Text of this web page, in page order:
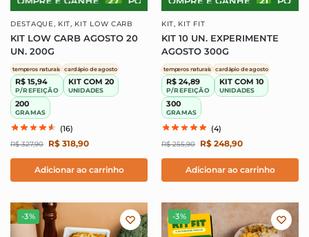
DESTAQUE, KIT, KIT LOW CARB
KIT LOW CARB AGOSTO 20
UN. 200G
temperos naturais cardápio de agosto
R$ 15,94
P/REFEIÇÃO
KIT COM 20
UNIDADES
200
GRAMAS
(16)
R$327,90 R$ 318,90
Adicionar ao carrinho
KIT, KIT FIT
KIT 10 UN. EXPERIMENTE
AGOSTO 300G
temperos naturais cardápio de agosto
R$ 24,89
P/REFEIÇÃO
KIT COM 10
UNIDADES
300
GRAMAS
(4)
R$255,90 R$ 248,90
Adicionar ao carrinho
-3% -3%